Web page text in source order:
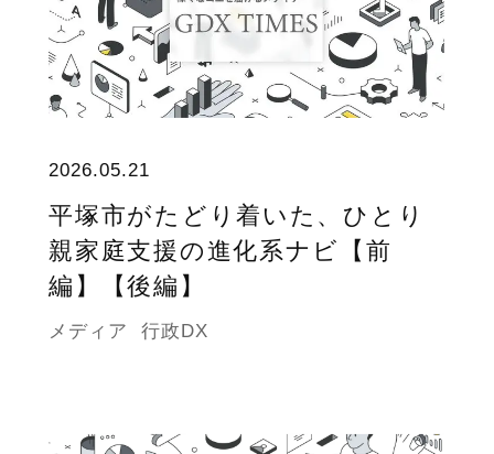
2026.05.21
平塚市がたどり着いた、ひとり
親家庭支援の進化系ナビ【前
編】【後編】
メディア 行政DX